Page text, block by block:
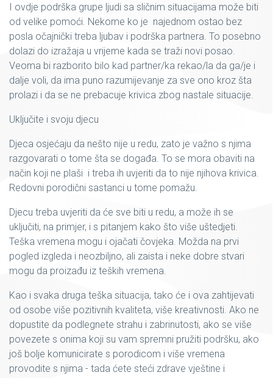
I ovdje podrška grupe ljudi sa sličnim situacijama može biti
od velike pomoći. Nekome ko je najednom ostao bez
posla očajnički treba ljubav i podrška partnera. To posebno
dolazi do izražaja u vrijeme kada se traži novi posao.
Veoma bi razborito bilo kad partner/ka rekao/la da ga/je i
dalje voli, da ima puno razumijevanje za sve ono kroz šta
prolazi i da se ne prebacuje krivica zbog nastale situacije.
Uključite i svoju djecu
Djeca osjećaju da nešto nije u redu, zato je važno s njima
razgovarati o tome šta se događa. To se mora obaviti na
način koji ne plaši i treba ih uvjeriti da to nije njihova krivica.
Redovni porodični sastanci u tome pomažu.
Djecu treba uvjeriti da će sve biti u redu, a može ih se
uključiti, na primjer, i s pitanjem kako što više uštedjeti.
Teška vremena mogu i ojačati čovjeka. Možda na prvi
pogled izgleda i neozbiljno, ali zaista i neke dobre stvari
mogu da proizađu iz teških vremena.
Kao i svaka druga teška situacija, tako će i ova zahtijevati
od osobe više pozitivnih kvaliteta, više kreativnosti. Ako ne
dopustite da podlegnete strahu i zabrinutosti, ako se više
povezete s onima koji su vam spremni pružiti podršku, ako
još bolje komunicirate s porodicom i više vremena
provodite s njima - tada ćete steći zdrave vještine i